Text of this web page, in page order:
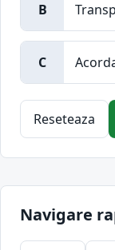
B
C
Reseteaza
Navigare